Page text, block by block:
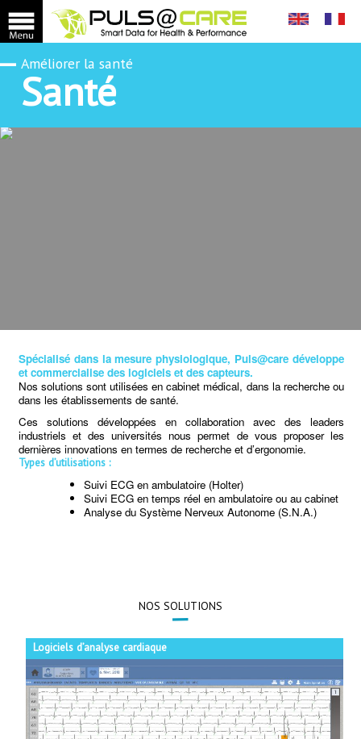
Améliorer la santé
Santé
Spécialisé dans la mesure physiologique, Puls@care développe
et commercialise des logiciels et des capteurs.
Nos solutions sont utilisées en cabinet médical, dans la recherche ou
dans les établissements de santé.
Ces solutions développées en collaboration avec des leaders
industriels et des universités nous permet de vous proposer les
dernières innovations en termes de recherche et d’ergonomie.
Types d’utilisations :
Suivi ECG en ambulatoire (Holter)
Suivi ECG en temps réel en ambulatoire ou au cabinet
Analyse du Système Nerveux Autonome (S.N.A.)
NOS SOLUTIONS
Logiciels d’analyse cardiaque